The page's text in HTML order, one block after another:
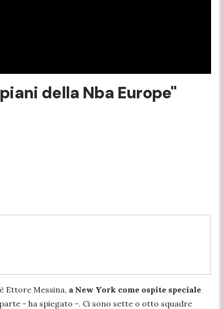
della Nba Europe"
Ettore Messina, a New York come ospite speciale
- ha spiegato -. Ci sono sette o otto squadre